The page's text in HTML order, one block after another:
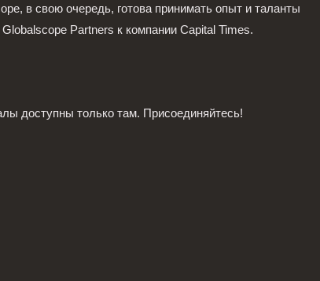
в свою очередь, готова принимать опыт и таланты
Partners к компании Capital Times.
доступны только там. Присоединяйтесь!